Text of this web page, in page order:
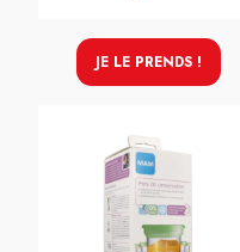
JE LE PRENDS !